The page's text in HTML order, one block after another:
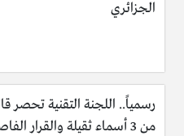
الجزائري
رسمياً.. اللجنة التقنية تحصر
من 3 أسماء ثقيلة والقرار